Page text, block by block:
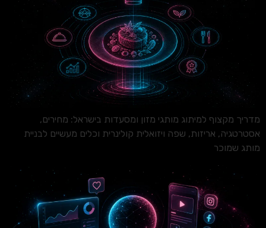
מדריך מקצוף למיתוג מותגי מזון ומסעדות בישראל: מחירים,
אסטרטגיה, אריזות, שפה ויזואלית קולינרית וכלים מעשיים לבניית
מותג שמוכר